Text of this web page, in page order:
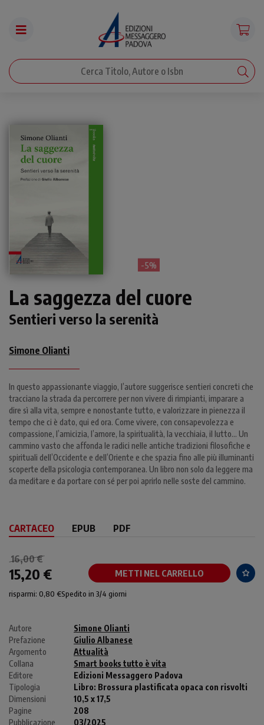
- 5%
La saggezza del cuore
Sentieri verso la serenità
Simone Olianti
In questo appassionante viaggio, l’autore suggerisce sentieri concreti che
tracciano la strada da percorrere per non vivere di rimpianti, imparare a
dire sì alla vita, sempre e nonostante tutto, e valorizzare in pienezza il
tempo che ci è dato, qui ed ora. Come vivere, con consapevolezza e
compassione, l’amicizia, l’amore, la spiritualità, la vecchiaia, il lutto... Un
cammino vasto che affonda le radici nelle antiche tradizioni filosofiche e
spirituali dell’Occidente e dell’Oriente e che spazia fino alle più illuminanti
scoperte della psicologia contemporanea. Un libro non solo da leggere ma
da meditare e da portare con sé per poi aprirlo nelle soste del cammino.
CARTACEO EPUB PDF
16,00 €
15,20 € METTI NEL CARRELLO
risparmi: 0,80 €Spedito in 3/4 giorni
Autore
Simone Olianti
Prefazione
Giulio Albanese
Argomento
Attualità
Collana
Smart books tutto è vita
Editore
Edizioni Messaggero Padova
Tipologia
Libro: Brossura plastificata opaca con risvolti
Dimensioni
10,5 x 17,5
Pagine
208
Pubblicazione
03/2025